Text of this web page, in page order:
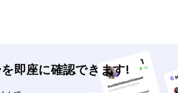
即座に確認できます!